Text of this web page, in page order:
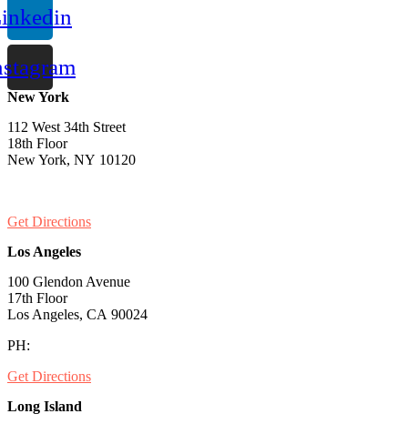
New York
112 West 34th Street
18th Floor
New York, NY 10120
Get Directions
Los Angeles
100 Glendon Avenue
17th Floor
Los Angeles, CA 90024
PH:
Get Directions
Long Island